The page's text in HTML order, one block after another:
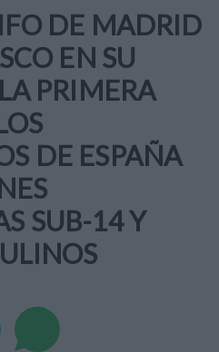
DE MADRID
EN SU
PRIMERA
DE ESPAÑA
SUB-14 Y